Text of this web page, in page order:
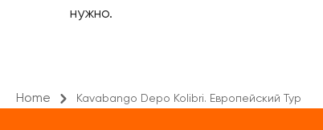
нужно.
Home Kavabango Depo Kolibri. Европейский Тур